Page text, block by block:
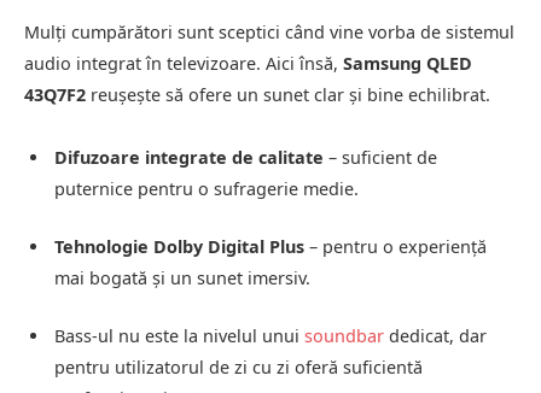
Mulți cumpărători sunt sceptici când vine vorba de sistemul
audio integrat în televizoare. Aici însă, Samsung QLED
43Q7F2 reușește să ofere un sunet clar și bine echilibrat.
Difuzoare integrate de calitate – suficient de
puternice pentru o sufragerie medie.
Tehnologie Dolby Digital Plus – pentru o experiență
mai bogată și un sunet imersiv.
Bass-ul nu este la nivelul unui soundbar dedicat, dar
pentru utilizatorul de zi cu zi oferă suficientă